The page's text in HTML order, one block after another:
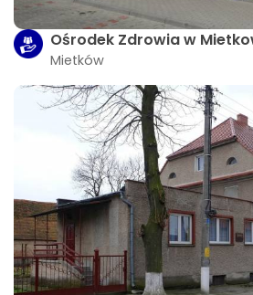
Ośrodek Zdrowia w
Mietków